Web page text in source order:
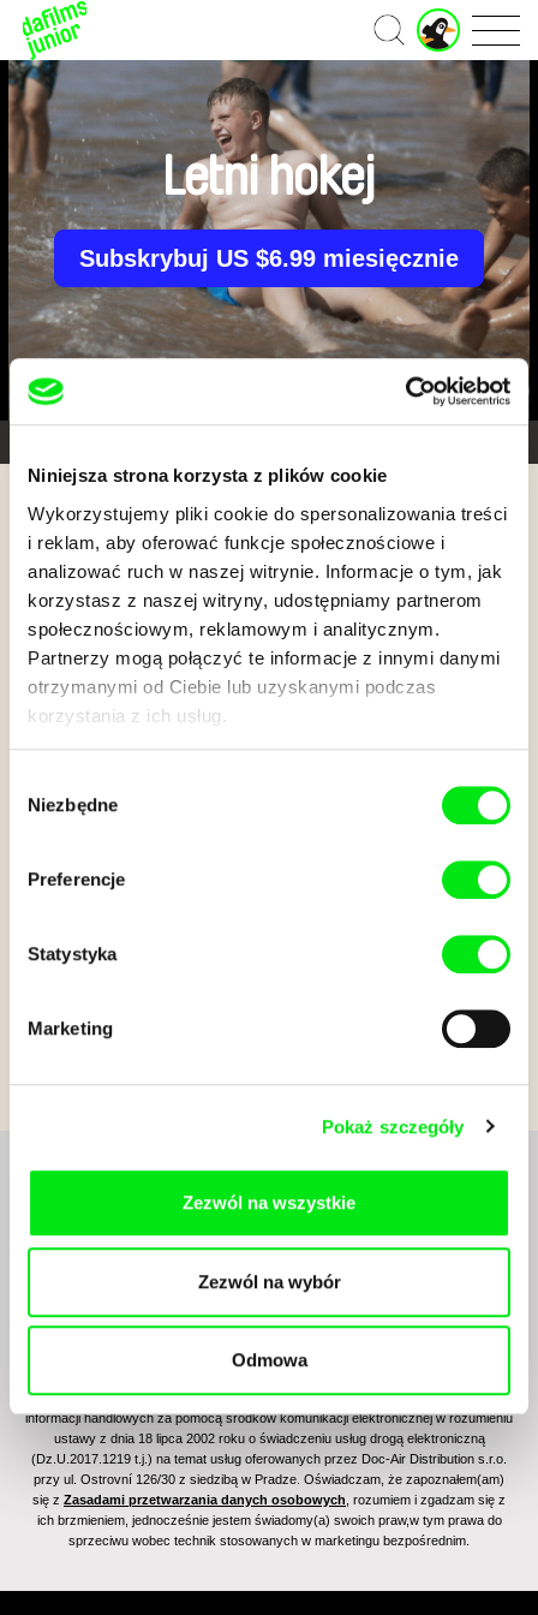
Niniejsza strona korzysta z plików cookie
Wykorzystujemy pliki cookie do spersonalizowania treści
i reklam, aby oferować funkcje społecznościowe i
analizować ruch w naszej witrynie. Informacje o tym, jak
korzystasz z naszej witryny, udostępniamy partnerom
społecznościowym, reklamowym i analitycznym.
Partnerzy mogą połączyć te informacje z innymi danymi
otrzymanymi od Ciebie lub uzyskanymi podczas
korzystania z ich usług.
zgody
Niezbędne
Preferencje
Statystyka
Marketing
Pokaż szczegóły
Zezwól na wszystkie
Zezwól na wybór
Odmowa
Strona
główna
Letni hokej
Subskrybuj US $6.99 miesięcznie
Letni hokej
Latem 2017 roku młodzi czescy hokeiści wyjechali do
Zapisując się na newsletter wyrażam zgodę na przesyłanie na podany adres e-mail
informacji handlowych za pomocą środków komunikacji elektronicznej w rozumieniu
ustawy z dnia 18 lipca 2002 roku o świadczeniu usług drogą elektroniczną
(Dz.U.2017.1219 t.j.) na temat usług oferowanych przez Doc-Air Distribution s.r.o.
przy ul. Ostrovní 126/30 z siedzibą w Pradze. Oświadczam, że zapoznałem(am)
się z Zasadami przetwarzania danych osobowych , rozumiem i zgadzam się z
ich brzmieniem, jednocześnie jestem świadomy(a) swoich praw,w tym prawa do
sprzeciwu wobec technik stosowanych w marketingu bezpośrednim.